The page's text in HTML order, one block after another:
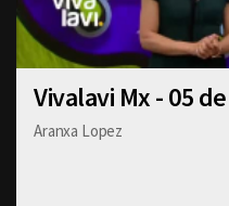
Vivalavi Mx - 05
Aranxa Lopez